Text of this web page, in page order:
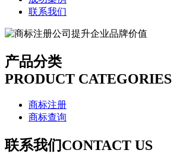
联系我们
产品分类
PRODUCT CATEGORIES
商标注册
商标查询
联系我们CONTACT US